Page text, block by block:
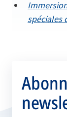
spéciales